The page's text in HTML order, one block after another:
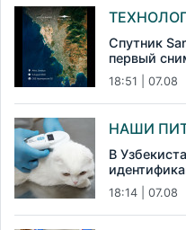
Спутник
первый
18:51 | 07.08
НАШИ
В
18:14 | 07.08